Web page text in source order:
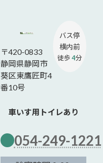
〒420-0833
静岡県静岡市
葵区東鷹匠町4
番10号
バス停
横内前
徒歩4分
車いす用トイレあり
054-249-1221